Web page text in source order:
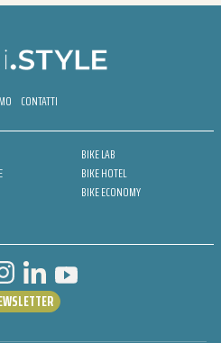
CONTATTI
BIKE LAB
BIKE HOTEL
BIKE ECONOMY